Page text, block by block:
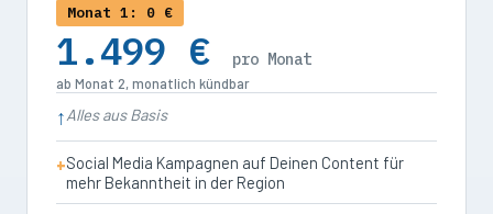
Monat 1: 0 €
1.499 € pro Monat
ab Monat 2, monatlich kündbar
Alles aus Basis
Social Media Kampagnen auf Deinen Content für
mehr Bekanntheit in der Region